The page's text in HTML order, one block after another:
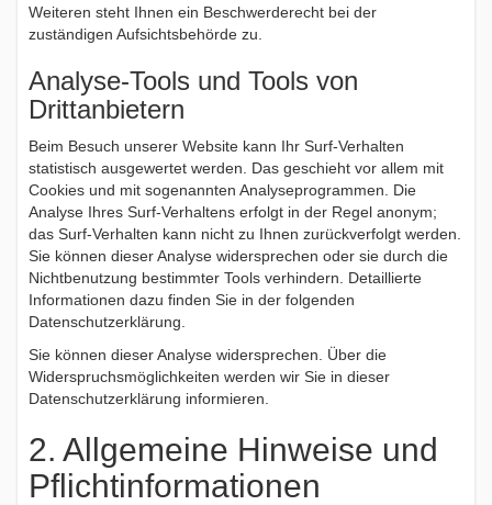
Weiteren steht Ihnen ein Beschwerderecht bei der
zuständigen Aufsichtsbehörde zu.
Analyse-Tools und Tools von
Drittanbietern
Beim Besuch unserer Website kann Ihr Surf-Verhalten
statistisch ausgewertet werden. Das geschieht vor allem mit
Cookies und mit sogenannten Analyseprogrammen. Die
Analyse Ihres Surf-Verhaltens erfolgt in der Regel anonym;
das Surf-Verhalten kann nicht zu Ihnen zurückverfolgt werden.
Sie können dieser Analyse widersprechen oder sie durch die
Nichtbenutzung bestimmter Tools verhindern. Detaillierte
Informationen dazu finden Sie in der folgenden
Datenschutzerklärung.
Sie können dieser Analyse widersprechen. Über die
Widerspruchsmöglichkeiten werden wir Sie in dieser
Datenschutzerklärung informieren.
2. Allgemeine Hinweise und
Pflichtinformationen